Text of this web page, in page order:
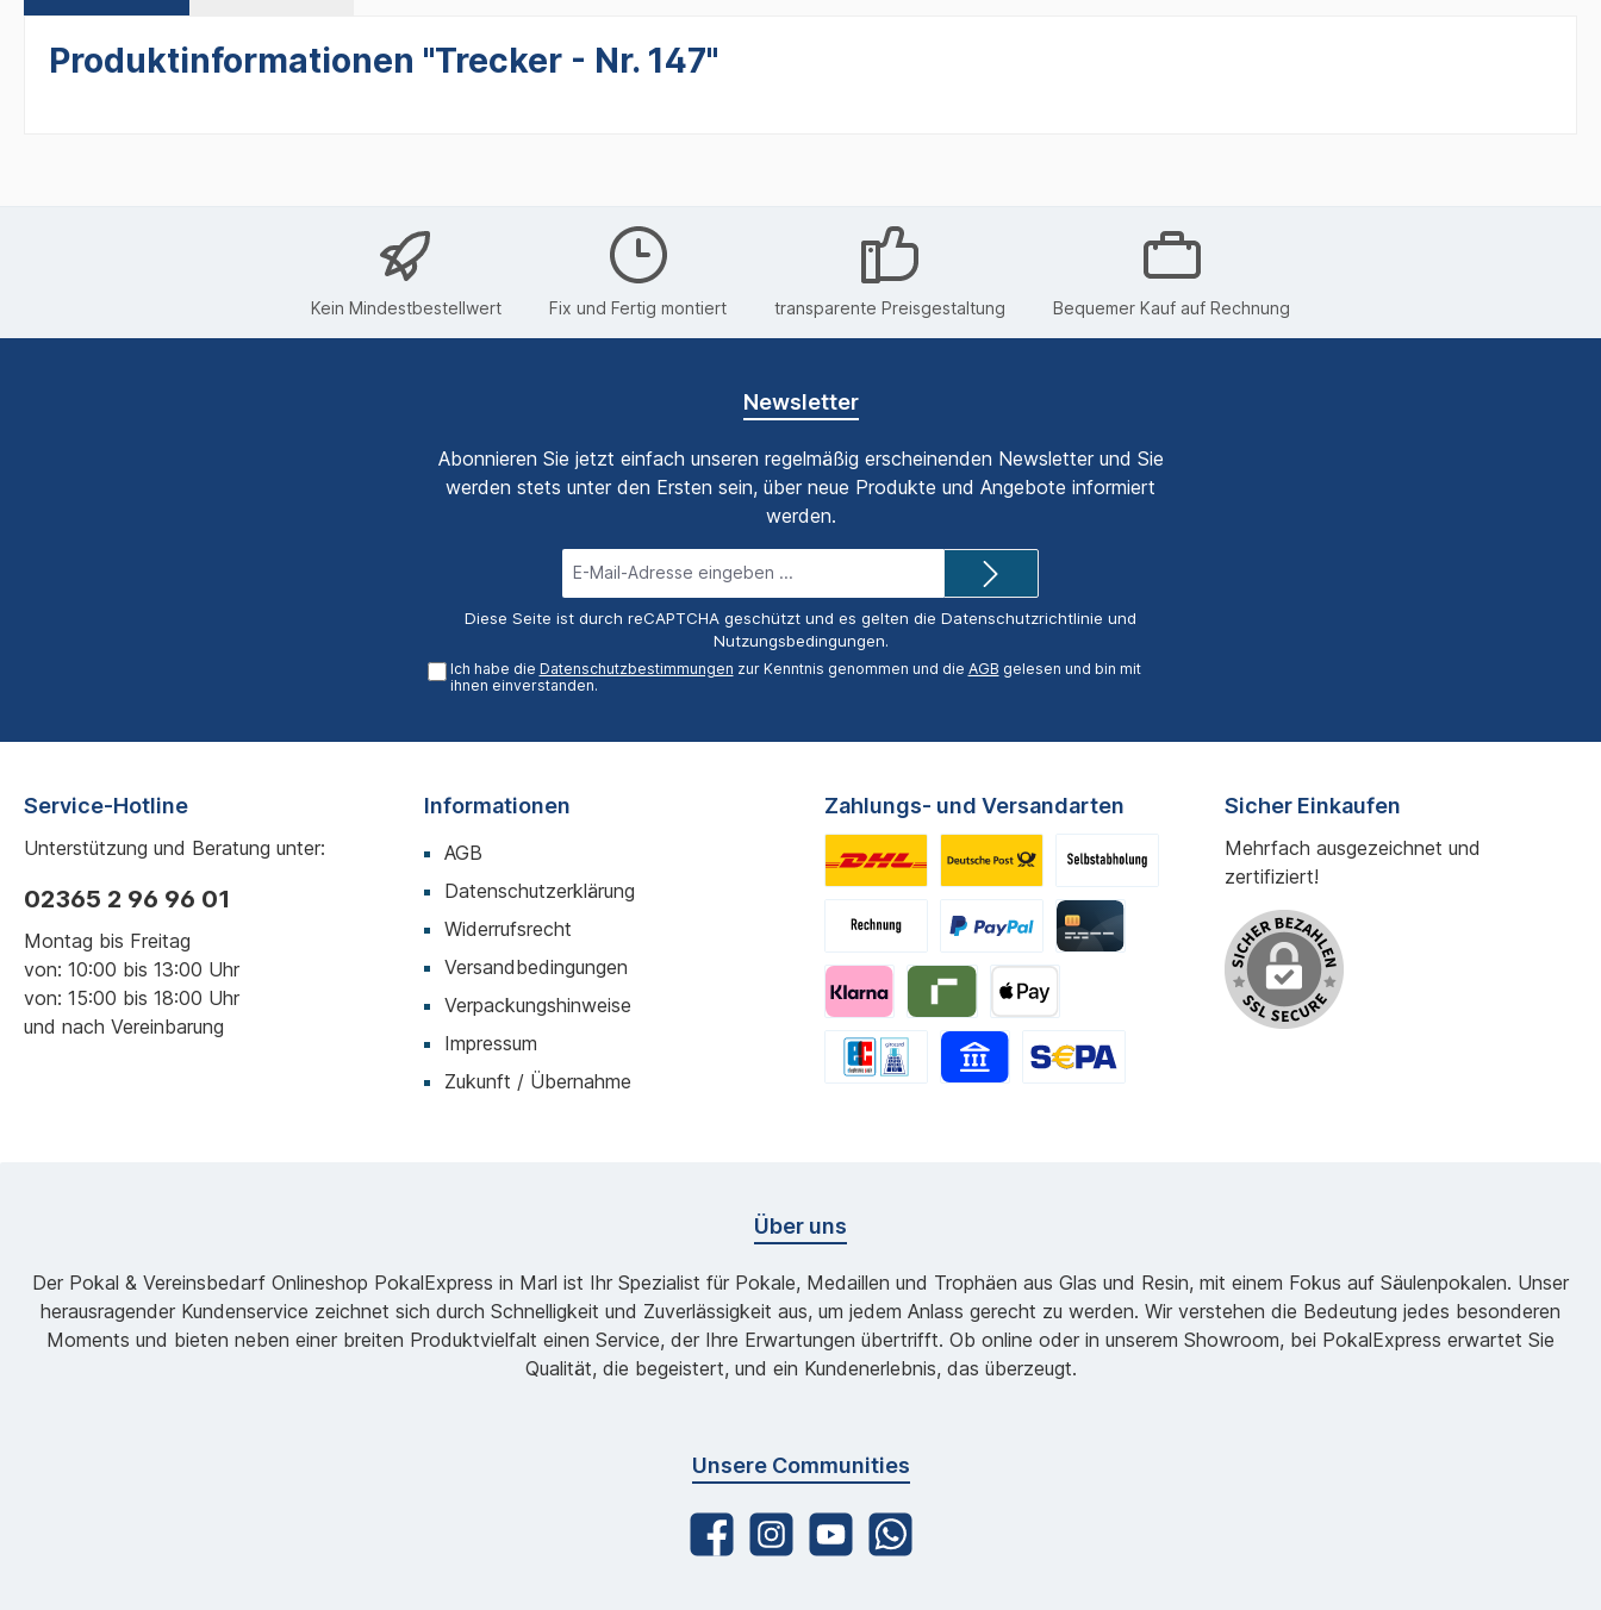
Produktinformationen "Trecker - Nr. 147"
Kein Mindestbestellwert Fix und Fertig montiert transparente Preisgestaltung Bequemer Kauf auf Rechnung
Newsletter
Abonnieren Sie jetzt einfach unseren regelmäßig erscheinenden Newsletter und Sie
werden stets unter den Ersten sein, über neue Produkte und Angebote informiert
werden.
Mail-
Adresse*
Diese Seite ist durch reCAPTCHA geschützt und es gelten die Datenschutzrichtlinie und
Nutzungsbedingungen.
Ich habe die Datenschutzbestimmungen zur Kenntnis genommen und die AGB gelesen und bin mit
ihnen einverstanden.
Service-Hotline
Unterstützung und Beratung unter:
02365 2 96 96 01
Montag bis Freitag
von: 10:00 bis 13:00 Uhr
von: 15:00 bis 18:00 Uhr
und nach Vereinbarung
Informationen
AGB
Datenschutzerklärung
Widerrufsrecht
Versandbedingungen
Verpackungshinweise
Impressum
Zukunft / Übernahme
Zahlungs- und Versandarten Sicher Einkaufen
Mehrfach ausgezeichnet und
zertifiziert!
Über uns
Der Pokal & Vereinsbedarf Onlineshop PokalExpress in Marl ist Ihr Spezialist für Pokale, Medaillen und Trophäen aus Glas und Resin, mit einem Fokus auf Säulenpokalen. Unser
herausragender Kundenservice zeichnet sich durch Schnelligkeit und Zuverlässigkeit aus, um jedem Anlass gerecht zu werden. Wir verstehen die Bedeutung jedes besonderen
Moments und bieten neben einer breiten Produktvielfalt einen Service, der Ihre Erwartungen übertrifft. Ob online oder in unserem Showroom, bei PokalExpress erwartet Sie
Qualität, die begeistert, und ein Kundenerlebnis, das überzeugt.
Unsere Communities